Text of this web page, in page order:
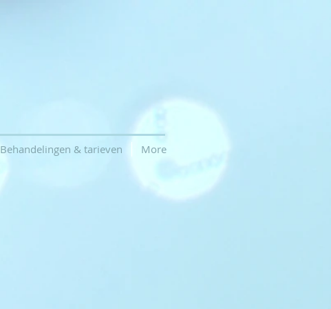
Behandelingen & tarieven More